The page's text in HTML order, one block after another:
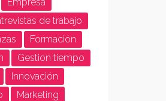
de trabajo
Formación
Gestion tiempo
Innovación
Marketing